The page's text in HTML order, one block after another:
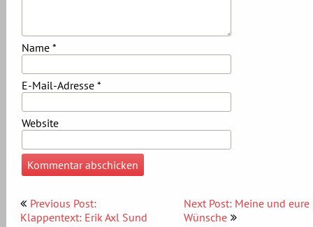
Name *
E-Mail-Adresse *
Website
Beitragsnavigation
Previous Post:
Klappentext: Erik Axl Sund
Next Post: Meine und eure
Wünsche